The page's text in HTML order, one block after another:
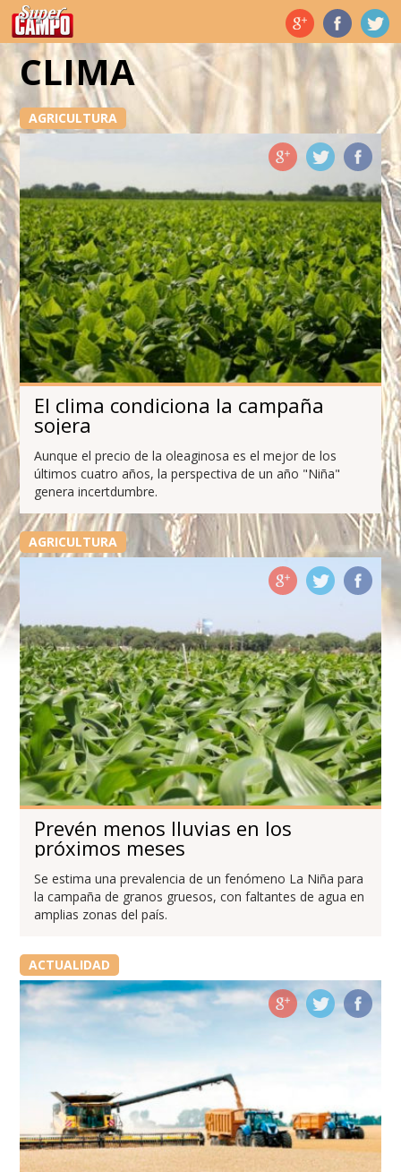
Temas de hoy
CLIMA
AGRICULTURA
El clima condiciona la campaña
sojera
Aunque el precio de la oleaginosa es el mejor de los
últimos cuatro años, la perspectiva de un año "Niña"
genera incertdumbre.
AGRICULTURA
Prevén menos lluvias en los
próximos meses
Se estima una prevalencia de un fenómeno La Niña para
la campaña de granos gruesos, con faltantes de agua en
amplias zonas del país.
ACTUALIDAD